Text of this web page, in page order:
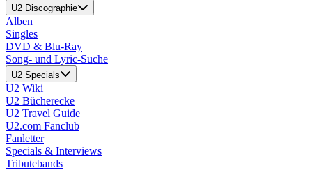
U2 Discographie
Alben
Singles
DVD & Blu-Ray
Song- und Lyric-Suche
U2 Specials
U2 Wiki
U2 Bücherecke
U2 Travel Guide
U2.com Fanclub
Fanletter
Specials & Interviews
Tributebands